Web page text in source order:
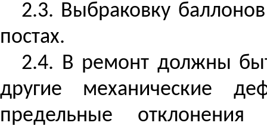
2.3. Выбраковку
постах.
2.4. В ремонт должны
другие механические
предельные отклонения